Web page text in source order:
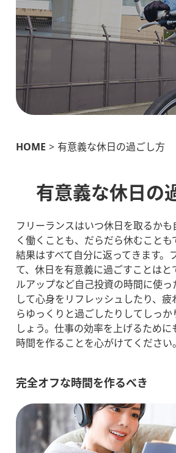
HOME > 有意義な休日の過ごし方
有意義な休日の
フリーランスはいつ休日を取るか
く働くことも、だらだら休むこと
結果はすべて自分に返ってきます。
て、休日を有意義に過ごすことはと
ルアップなど自己投資の時間に使
して心身をリフレッシュしたり、
らゆっくりと過ごしたりしてしっ
しょう。仕事の効率を上げるため
時間を作ることを心がけてください。
完全オフな時間を作るべき